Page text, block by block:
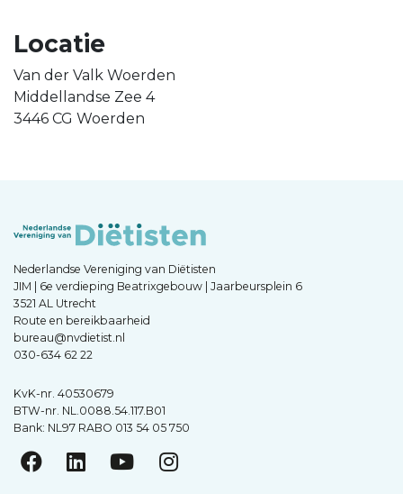
Locatie
Van der Valk Woerden
Middellandse Zee 4
3446 CG Woerden
Nederlandse Vereniging van Diëtisten
JIM | 6e verdieping Beatrixgebouw | Jaarbeursplein 6
3521 AL Utrecht
Route en bereikbaarheid
bureau@nvdietist.nl
030-634 62 22
KvK-nr. 40530679
BTW-nr. NL.0088.54.117.B01
Bank: NL97 RABO 013 54 05 750